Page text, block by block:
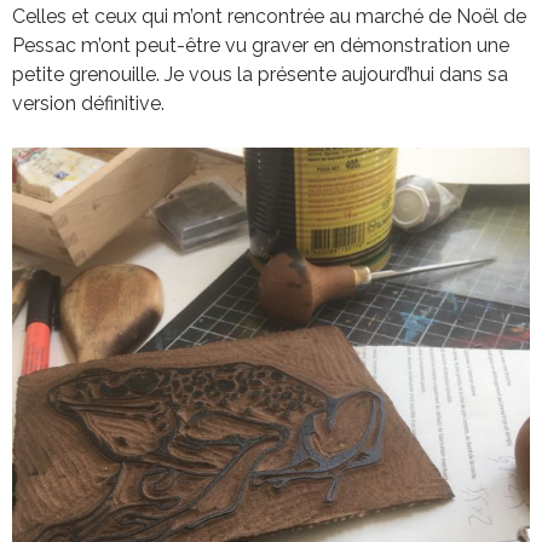
Celles et ceux qui m’ont rencontrée au marché de Noël de
Pessac m’ont peut-être vu graver en démonstration une
petite grenouille. Je vous la présente aujourd’hui dans sa
version définitive.